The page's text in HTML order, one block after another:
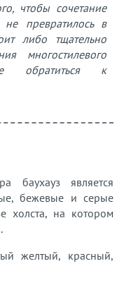
чтобы сочетание
превратилось в
либо тщательно
многостилевого
обратиться к
баухауз является
бежевые и серые
холста, на котором
желтый, красный,